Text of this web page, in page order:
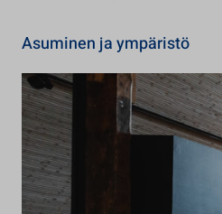
Asuminen ja ympäristö